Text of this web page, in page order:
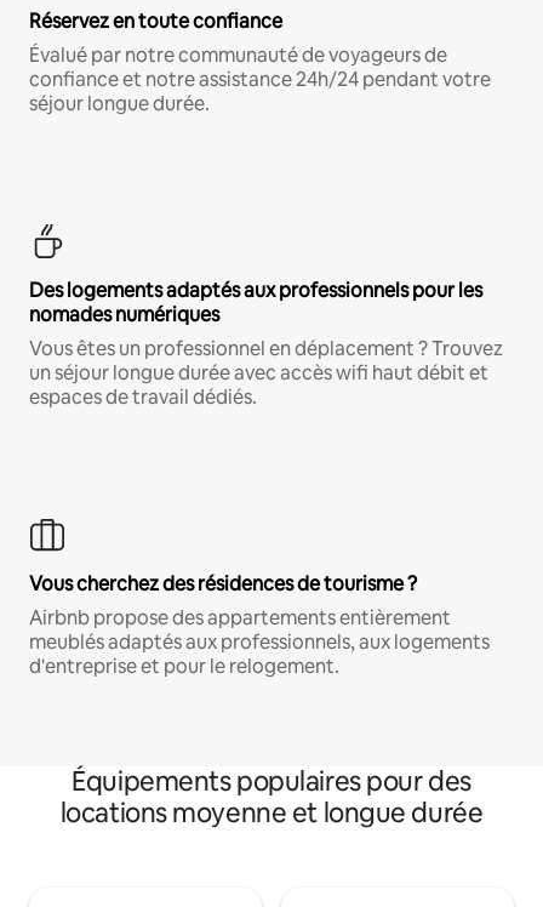
Réservez en toute confiance
Évalué par notre communauté de voyageurs de
confiance et notre assistance 24h/24 pendant votre
séjour longue durée.
Des logements adaptés aux professionnels pour les
nomades numériques
Vous êtes un professionnel en déplacement ? Trouvez
un séjour longue durée avec accès wifi haut débit et
espaces de travail dédiés.
Vous cherchez des résidences de tourisme ?
Airbnb propose des appartements entièrement
meublés adaptés aux professionnels, aux logements
d'entreprise et pour le relogement.
Équipements populaires pour des
locations moyenne et longue durée